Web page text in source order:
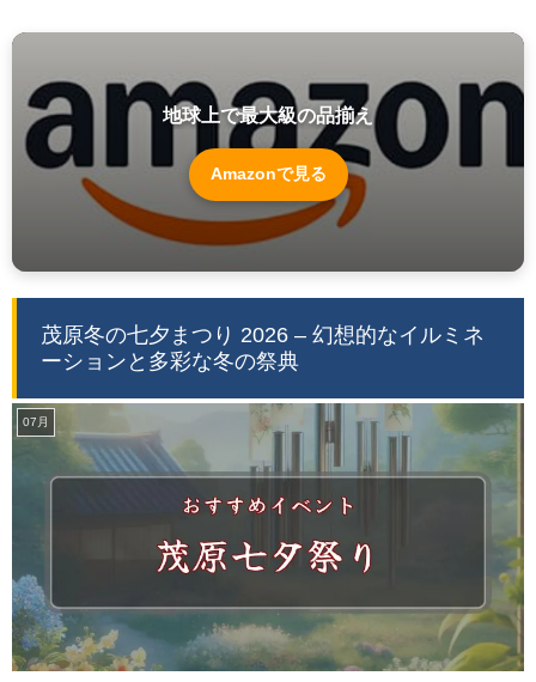
地球上で最大級の品揃え
Amazonで見る
茂原冬の七夕まつり 2026 – 幻想的なイルミネ
ーションと多彩な冬の祭典
07月